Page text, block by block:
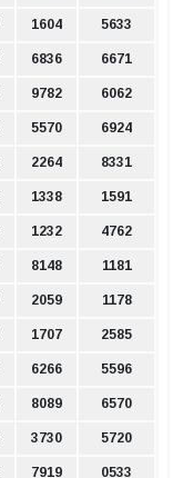
1604 5633
6836 6671
9782 6062
5570 6924
2264 8331
1338 1591
1232 4762
8148 1181
2059 1178
1707 2585
6266 5596
8089 6570
3730 5720
7919 0533